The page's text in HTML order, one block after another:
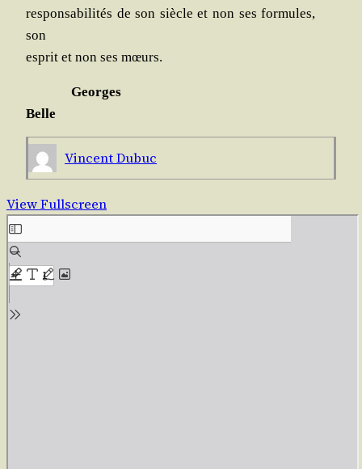
res­pon­sa­bi­li­tés de son siècle et non ses for­mules,
son
esprit et non ses mœurs.
Georges
Belle
Vincent Dubuc
View Fullscreen